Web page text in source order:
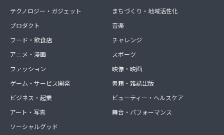
テクノロジー・ガジェット
プロダクト
フード・飲食店
アニメ・漫画
ファッション
ゲーム・サービス開発
ビジネス・起業
アート・写真
ソーシャルグッド
まちづくり・地域活性化
音楽
チャレンジ
スポーツ
映像・映画
書籍・雑誌出版
ビューティー・ヘルスケア
舞台・パフォーマンス